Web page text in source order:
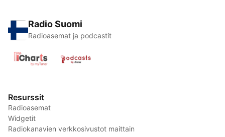
Radio Suomi
Radioasemat ja podcastit
Resurssit
Radioasemat
Widgetit
Radiokanavien verkkosivustot maittain